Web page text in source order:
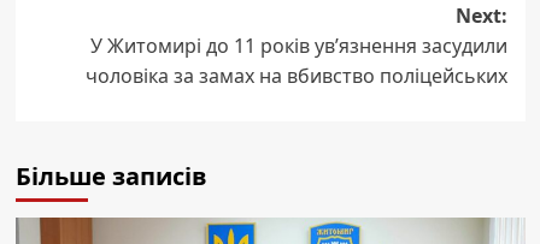
Next:
У Житомирі до 11 років ув’язнення засудили
чоловіка за замах на вбивство поліцейських
Більше записів